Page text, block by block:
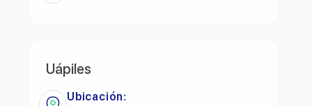
Uápiles
Ubicación: